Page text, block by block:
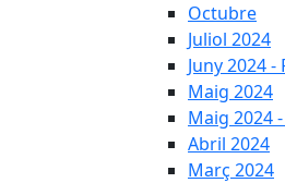
Octubre
Juliol 2024
Juny 2024
Maig 2024
Maig 2024
Abril 2024
Març 2024